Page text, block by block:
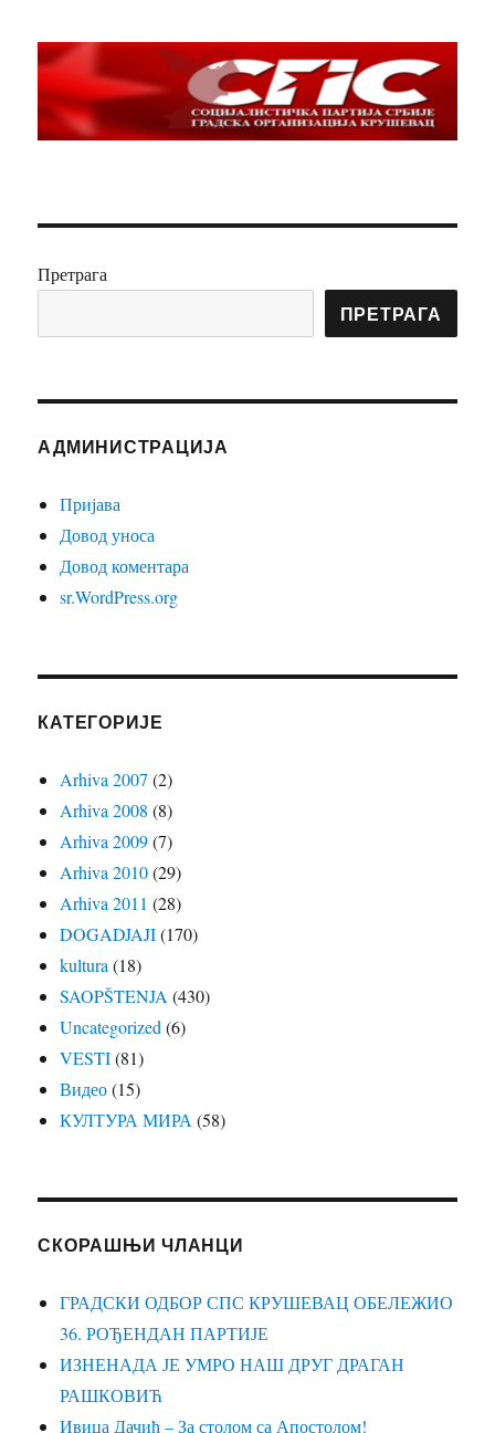
Претрага
ПРЕТРАГА
АДМИНИСТРАЦИЈА
Пријава
Довод уноса
Довод коментара
sr.WordPress.org
КАТЕГОРИЈЕ
Arhiva 2007 (2)
Arhiva 2008 (8)
Arhiva 2009(7)
Arhiva 2010(29)
Arhiva 2011 (28)
DOGADJAJI(170)
kultura (18)
SAOPŠTENJA (430)
Uncategorized (6)
VESTI(81)
Видео(15)
КУЛТУРА МИРА (58)
СКОРАШЊИ ЧЛАНЦИ
ГРАДСКИ ОДБОР СПС КРУШЕВАЦ ОБЕЛЕЖИО
36. РОЂЕНДАН ПАРТИЈЕ
ИЗНЕНАДА ЈЕ УМРО НАШ ДРУГ ДРАГАН
РАШКОВИЋ
Ивица Дачић – За столом са Апостолом!